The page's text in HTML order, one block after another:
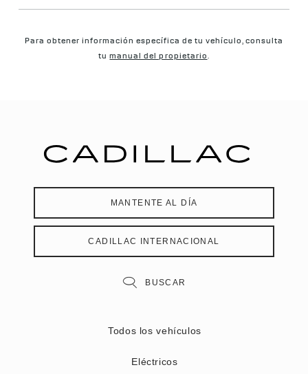
Para obtener información específica de tu vehículo, consulta
tumanual del propietario.